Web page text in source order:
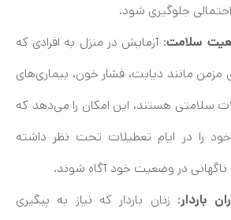
جلوگیری شود.
سلامت: آزمایش در منزل به افرادی که
مزمن مانند دیابت، فشار خون، بیماری‌های
سلامتی هستند، این امکان را می‌دهد که
را در ایام تعطیلات تحت نظر داشته
ناگهانی در وضعیت خود آگاه شوند.
باردار: زنان باردار که نیاز به پیگیری